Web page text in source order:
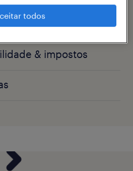
& impostos
todos